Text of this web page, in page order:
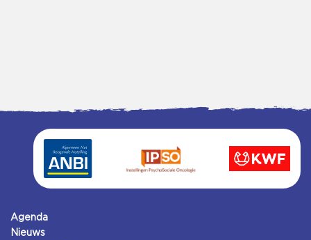
Agenda
Nieuws